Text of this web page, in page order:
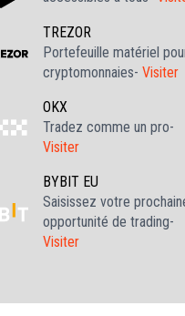
TREZOR
Portefeuille matériel
cryptomonnaies- Visiter
OKX
Tradez comme un pro-
Visiter
BYBIT EU
Saisissez votre
opportunité de trading-
Visiter